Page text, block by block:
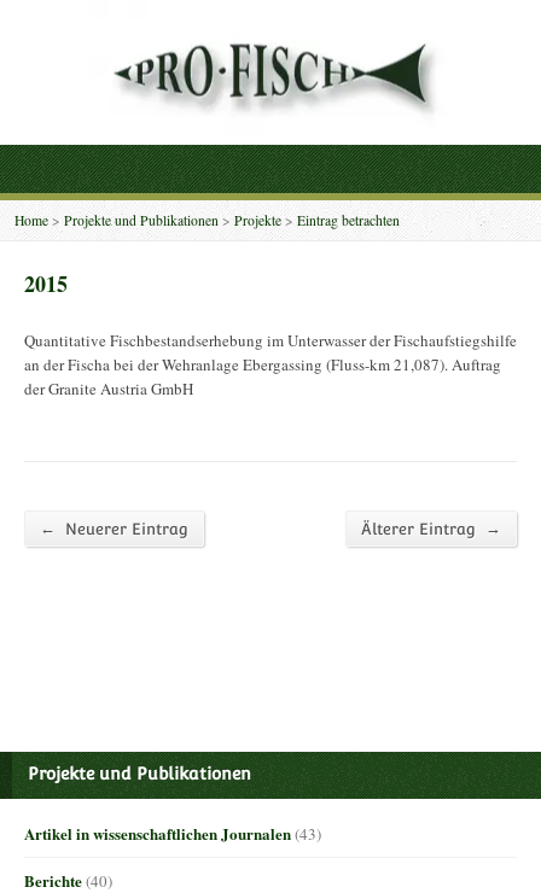
Home >Projekte und Publikationen >Projekte > Eintrag betrachten
2015
Quantitative Fischbestandserhebung im Unterwasser der Fischaufstiegshilfe
an der Fischa bei der Wehranlage Ebergassing (Fluss-km 21,087). Auftrag
der Granite Austria GmbH
← Neuerer Eintrag Älterer Eintrag →
Projekte und Publikationen
Artikel in wissenschaftlichen Journalen(43)
Berichte(40)